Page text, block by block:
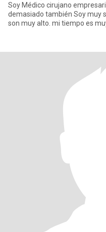
Soy Médico cirujano
demasiado también Soy muy
son muy alto. mi tiempo es